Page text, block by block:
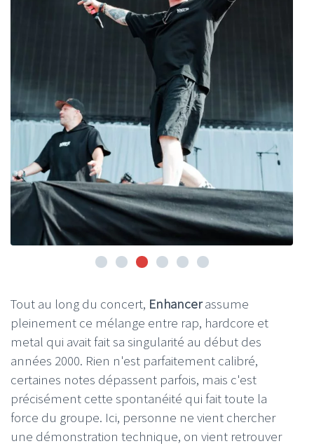
Tout au long du concert, Enhancerassume
pleinement ce mélange entre rap, hardcore et
metal qui avait fait sa singularité au début des
années 2000. Rien n'est parfaitement calibré,
certaines notes dépassent parfois, mais c'est
précisément cette spontanéité qui fait toute la
force du groupe. Ici, personne ne vient chercher
une démonstration technique, on vient retrouver